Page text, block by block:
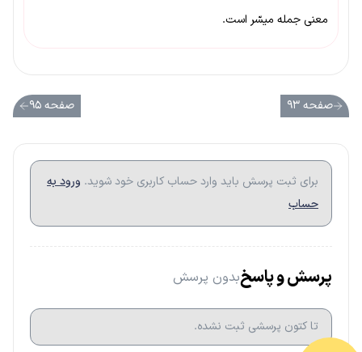
معنی جمله میسّر است.
صفحه ۹۳ صفحه ۹۵
برای ثبت پرسش باید وارد حساب کاربری خود شوید. ورود به
حساب
پرسش و پاسخبدون پرسش
تا کتون پرسشی ثبت نشده.